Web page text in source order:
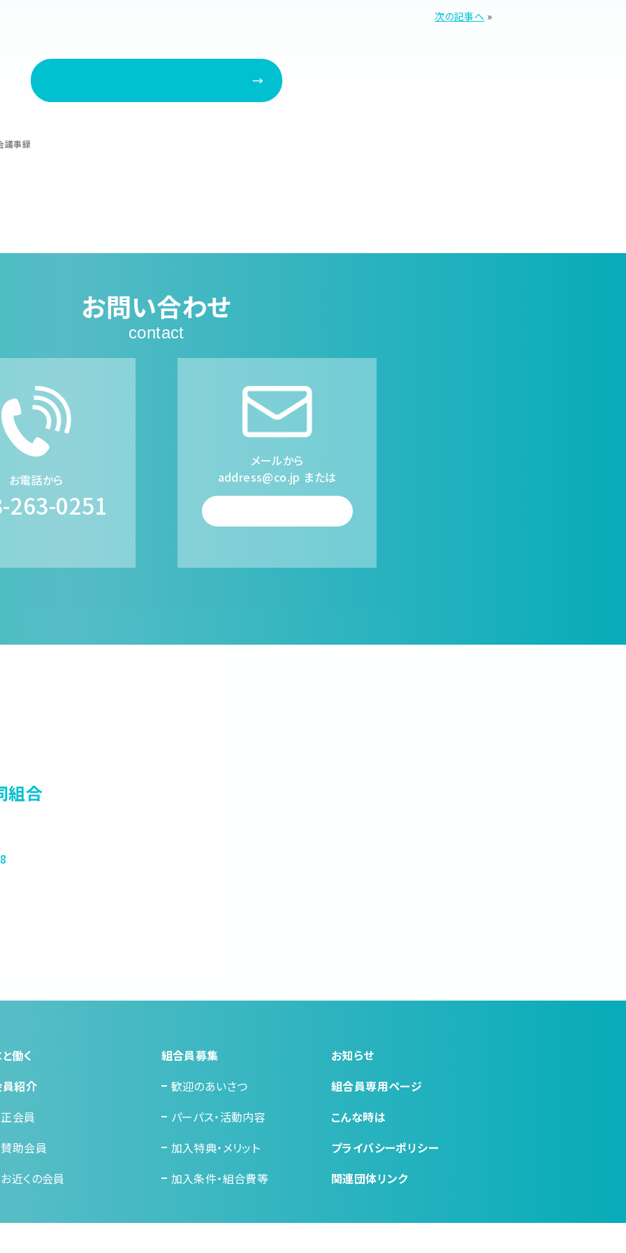
次の記事へ »
議事録
お問い合わせ
contact
お電話から
263-0251
メールから
address@co.jp または
組合
働く
紹介
正会員
賛助会員
お近くの会員
組合員募集
歓迎のあいさつ
パーパス・活動内容
加入特典・メリット
加入条件・組合費等
お知らせ
組合員専用ページ
こんな時は
プライバシーポリシー
関連団体リンク